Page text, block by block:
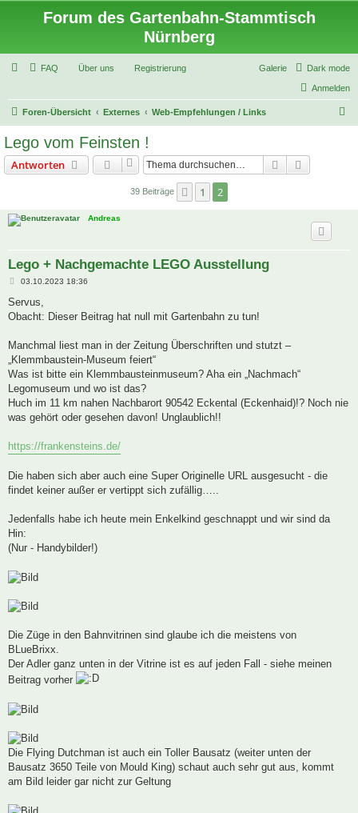
Forum des Gartenbahn-Stammtisch
Nürnberg
Dark mode
Galerie
FAQ Über uns Registrierung
Anmelden
Foren-Übersicht Externes Web-Empfehlungen / Links
Lego vom Feinsten !
Antworten Suche
39 Beiträge Vorherige
1 2
Andreas
Lego + Nachgemachte LEGO Ausstellung
B
i
r
03.10.2023 18:36
Servus,
Obacht: Dieser Beitrag hat null mit Gartenbahn zu tun!
Manchmal liest man in der Zeitung Überschriften und stutzt –
„Klemmbaustein-Museum feiert“
Was ist bitte ein Klemmbausteinmuseum? Aha ein „Nachmach“
Legomuseum und wo ist das?
Huch im 11 km nahen Nachbarort 90542 Eckental (Eckenhaid)!? Noch nie
was gehört oder gesehen davon! Unglaublich!!
https://frankensteins.de/
Die haben sich aber auch eine Super Originelle URL ausgesucht - die
findet keiner außer er vertippt sich zufällig…..
Jedenfalls habe ich heute mein Enkelkind geschnappt und wir sind da
Hin:
(Nur - Handybilder!)
Die Züge in den Bahnvitrinen sind glaube ich die meistens von
BLueBrixx.
Der Adler ganz unten in der Vitrine ist es auf jeden Fall - siehe meinen
Beitrag vorher
Die Flying Dutchman ist auch ein Toller Bausatz (weiter unten der
Bausatz 3650 Teile von Mould King) schaut auch sehr gut aus, kommt
am Bild leider gar nicht zur Geltung